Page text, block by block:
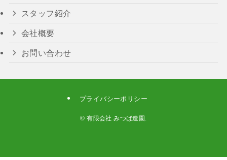
スタッフ紹介
会社概要
お問い合わせ
プライバシーポリシー
© 有限会社 みつば造園.